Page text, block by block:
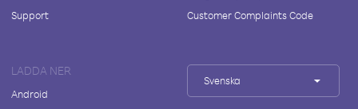
Support
Customer Complaints Code
LADDA NER
Android
Svenska